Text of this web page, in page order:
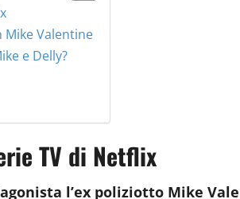
Mike Valentine
e Delly?
TV di Netflix
l’ex poliziotto Mike